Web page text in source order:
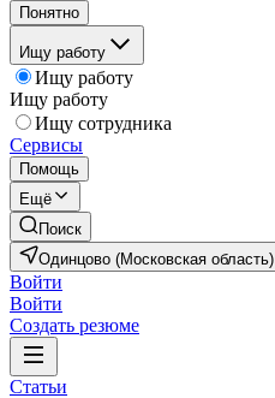
Понятно
Ищу работу
Ищу работу
Ищу работу
Ищу сотрудника
Сервисы
Помощь
Ещё
Поиск
Одинцово (Московская область)
Войти
Войти
Создать резюме
Статьи